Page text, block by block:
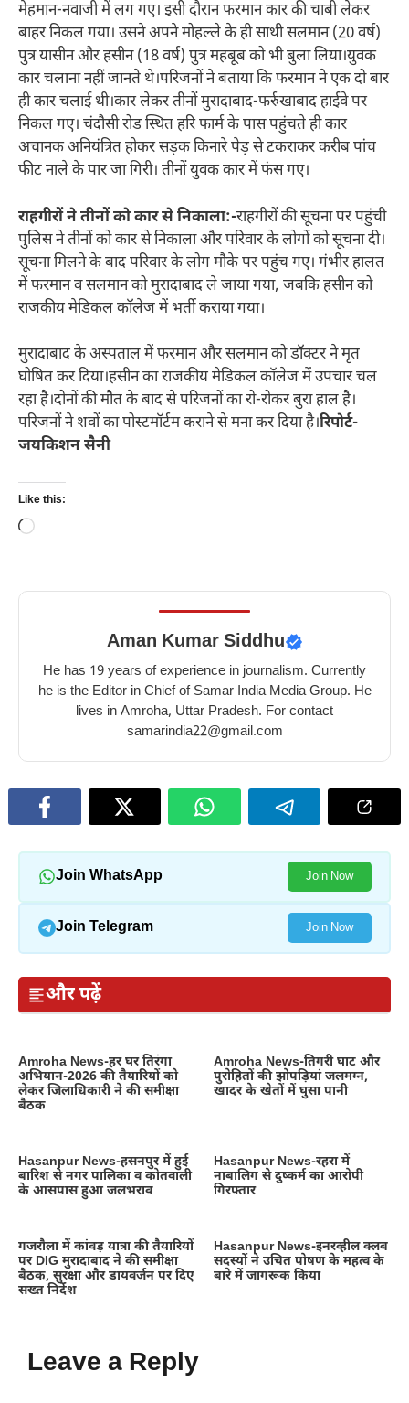
मेहमान-नवाजी में लग गए। इसी दौरान फरमान कार की चाबी लेकर
बाहर निकल गया। उसने अपने मोहल्ले के ही साथी सलमान (20 वर्ष)
पुत्र यासीन और हसीन (18 वर्ष) पुत्र महबूब को भी बुला लिया।युवक
कार चलाना नहीं जानते थे।परिजनों ने बताया कि फरमान ने एक दो बार
ही कार चलाई थी।कार लेकर तीनों मुरादाबाद-फर्रुखाबाद हाईवे पर
निकल गए। चंदौसी रोड स्थित हरि फार्म के पास पहुंचते ही कार
अचानक अनियंत्रित होकर सड़क किनारे पेड़ से टकराकर करीब पांच
फीट नाले के पार जा गिरी। तीनों युवक कार में फंस गए।
राहगीरों ने तीनों को कार से निकाला:-राहगीरों की सूचना पर पहुंची
पुलिस ने तीनों को कार से निकाला और परिवार के लोगों को सूचना दी।
सूचना मिलने के बाद परिवार के लोग मौके पर पहुंच गए। गंभीर हालत
में फरमान व सलमान को मुरादाबाद ले जाया गया, जबकि हसीन को
राजकीय मेडिकल कॉलेज में भर्ती कराया गया।
मुरादाबाद के अस्पताल में फरमान और सलमान को डॉक्टर ने मृत
घोषित कर दिया।हसीन का राजकीय मेडिकल कॉलेज में उपचार चल
रहा है।दोनों की मौत के बाद से परिजनों का रो-रोकर बुरा हाल है।
परिजनों ने शवों का पोस्टमॉर्टम कराने से मना कर दिया है।रिपोर्ट-
जयकिशन सैनी
Like this:
Loading…
Aman Kumar Siddhu
He has 19 years of experience in journalism. Currently
he is the Editor in Chief of Samar India Media Group. He
lives in Amroha, Uttar Pradesh. For contact
samarindia22@gmail.com
Join WhatsApp Join Now
Join Telegram Join Now
और पढ़ें
Amroha News-हर घर तिरंगा
अभियान-2026 की तैयारियों को
लेकर जिलाधिकारी ने की समीक्षा
बैठक
Amroha News-तिगरी घाट और
पुरोहितों की झोपड़ियां जलमग्न,
खादर के खेतों में घुसा पानी
Hasanpur News-हसनपुर में हुई
बारिश से नगर पालिका व कोतवाली
के आसपास हुआ जलभराव
Hasanpur News-रहरा में
नाबालिग से दुष्कर्म का आरोपी
गिरफ्तार
गजरौला में कांवड़ यात्रा की तैयारियों
पर DIG मुरादाबाद ने की समीक्षा
बैठक, सुरक्षा और डायवर्जन पर दिए
सख्त निर्देश
Hasanpur News-इनरव्हील क्लब
सदस्यों ने उचित पोषण के महत्व के
बारे में जागरूक किया
Leave a Reply